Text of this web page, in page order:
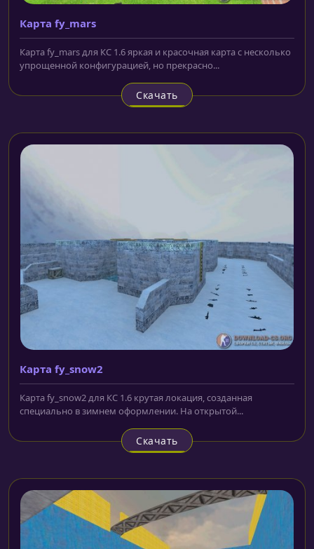
Карта fy_mars
Карта fy_mars для КС 1.6 яркая и красочная карта с несколько
упрощенной конфигурацией, но прекрасно...
Скачать
Карта fy_snow2
Карта fy_snow2 для КС 1.6 крутая локация, созданная
специально в зимнем оформлении. На открытой...
Скачать